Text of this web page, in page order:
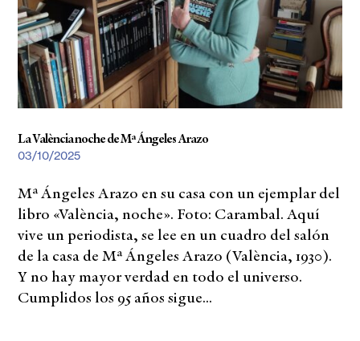
La València noche de Mª Ángeles Arazo
03/10/2025
Mª Ángeles Arazo en su casa con un ejemplar del
libro «València, noche». Foto: Carambal. Aquí
vive un periodista, se lee en un cuadro del salón
de la casa de Mª Ángeles Arazo (València, 1930).
Y no hay mayor verdad en todo el universo.
Cumplidos los 95 años sigue...